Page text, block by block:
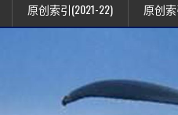
原创索引(2021-22) 原创